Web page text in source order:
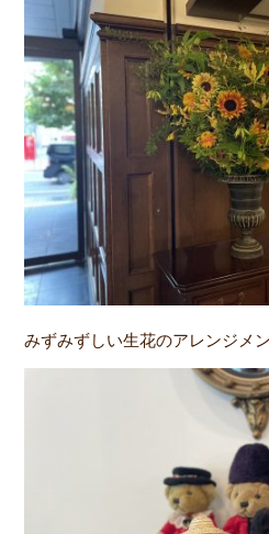
みずみずしい生花のアレンジメ